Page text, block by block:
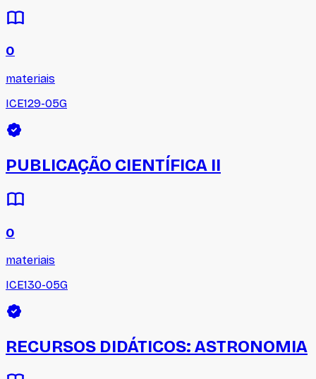
0
materiais
ICE129-05G
PUBLICAÇÃO CIENTÍFICA II
0
materiais
ICE130-05G
RECURSOS DIDÁTICOS: ASTRONOMIA